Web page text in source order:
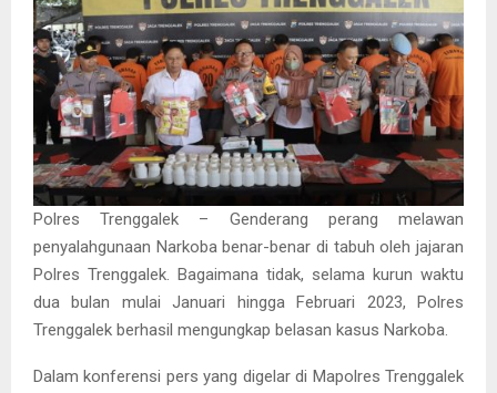
Polres Trenggalek – Genderang perang melawan
penyalahgunaan Narkoba benar-benar di tabuh oleh jajaran
Polres Trenggalek. Bagaimana tidak, selama kurun waktu
dua bulan mulai Januari hingga Februari 2023, Polres
Trenggalek berhasil mengungkap belasan kasus Narkoba.
Dalam konferensi pers yang digelar di Mapolres Trenggalek